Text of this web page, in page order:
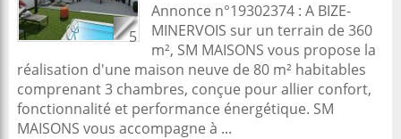
5
Annonce n°19302374 : A BIZE-
MINERVOIS sur un terrain de 360
m², SM MAISONS vous propose la
réalisation d'une maison neuve de 80 m² habitables
comprenant 3 chambres, conçue pour allier confort,
fonctionnalité et performance énergétique. SM
MAISONS vous accompagne à ...